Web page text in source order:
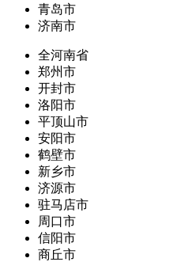
青岛市
济南市
全河南省
郑州市
开封市
洛阳市
平顶山市
安阳市
鹤壁市
新乡市
济源市
驻马店市
周口市
信阳市
商丘市